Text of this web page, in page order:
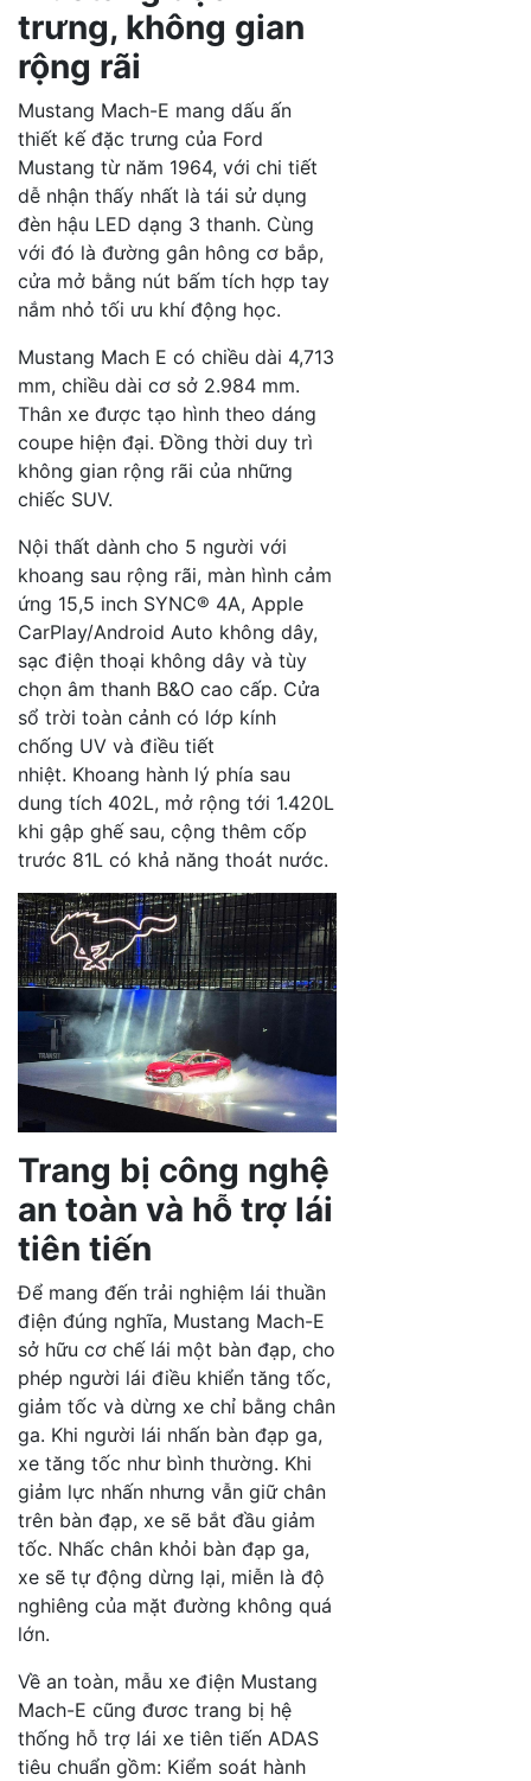
trưng, không gian
rộng rãi
Mustang Mach-E mang dấu ấn
thiết kế đặc trưng của Ford
Mustang từ năm 1964, với chi tiết
dễ nhận thấy nhất là tái sử dụng
đèn hậu LED dạng 3 thanh. Cùng
với đó là đường gân hông cơ bắp,
cửa mở bằng nút bấm tích hợp tay
nắm nhỏ tối ưu khí động học.
Mustang Mach E có chiều dài 4,713
mm, chiều dài cơ sở 2.984 mm.
Thân xe được tạo hình theo dáng
coupe hiện đại. Đồng thời duy trì
không gian rộng rãi của những
chiếc SUV.
Nội thất dành cho 5 người với
khoang sau rộng rãi, màn hình cảm
ứng 15,5 inch SYNC® 4A, Apple
CarPlay/Android Auto không dây,
sạc điện thoại không dây và tùy
chọn âm thanh B&O cao cấp. Cửa
sổ trời toàn cảnh có lớp kính
chống UV và điều tiết
nhiệt. Khoang hành lý phía sau
dung tích 402L, mở rộng tới 1.420L
khi gập ghế sau, cộng thêm cốp
trước 81L có khả năng thoát nước.
Trang bị công nghệ
an toàn và hỗ trợ lái
tiên tiến
Để mang đến trải nghiệm lái thuần
điện đúng nghĩa, Mustang Mach-E
sở hữu cơ chế lái một bàn đạp, cho
phép người lái điều khiển tăng tốc,
giảm tốc và dừng xe chỉ bằng chân
ga. Khi người lái nhấn bàn đạp ga,
xe tăng tốc như bình thường. Khi
giảm lực nhấn nhưng vẫn giữ chân
trên bàn đạp, xe sẽ bắt đầu giảm
tốc. Nhấc chân khỏi bàn đạp ga,
xe sẽ tự động dừng lại, miễn là độ
nghiêng của mặt đường không quá
lớn.
Về an toàn, mẫu xe điện Mustang
Mach-E cũng đươc trang bị hệ
thống hỗ trợ lái xe tiên tiến ADAS
tiêu chuẩn gồm: Kiểm soát hành